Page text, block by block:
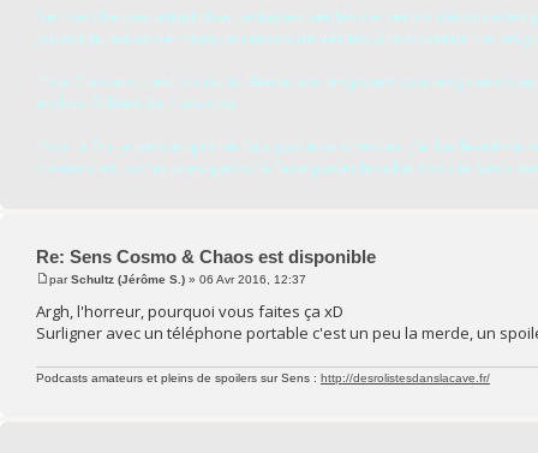
Ne cherche pas à tout dire, certaines vérités ne seront
jouant, tu auras de moins en moins de vérités à te souvenir car les
Pour Classiss, c'est voulu, tu devrai voir en jouant que les joueurs
en bon fidèles de Classiss).
Pour la fin, je pense qu'il ne faut pas trop stresser, j'ai fait le même
moment et tu n'as presque qu'à faire parler le cube. Pour le Sens
Re: Sens Cosmo & Chaos est disponible
parSchultz (Jérôme S.) » 06 Avr 2016, 12:37
Argh, l'horreur, pourquoi vous faites ça xD
Surligner avec un téléphone portable c'est un peu la merde, un
Podcasts amateurs et pleins de spoilers sur Sens : http://desrolistesdanslacave.fr/